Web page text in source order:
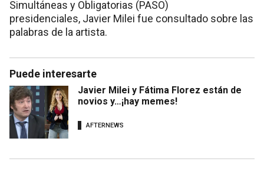
Simultáneas y Obligatorias (PASO)
presidenciales, Javier Milei fue consultado sobre las
palabras de la artista.
Puede interesarte
Javier Milei y Fátima Florez están de
novios y…¡hay memes!
AFTERNEWS